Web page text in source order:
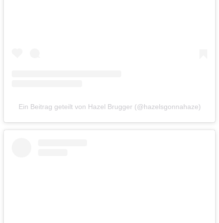
Ein Beitrag geteilt von Hazel Brugger (@hazelsgonnahaze)